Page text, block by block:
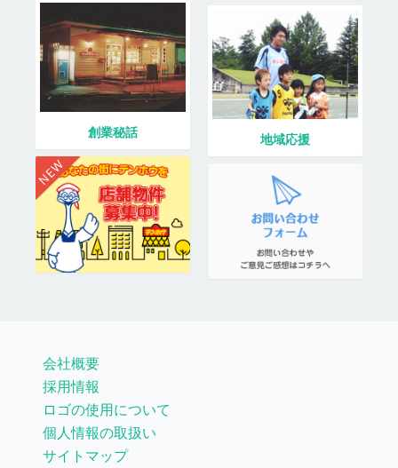
創業秘話 地域応援
会社概要
採用情報
ロゴの使用について
個人情報の取扱い
サイトマップ